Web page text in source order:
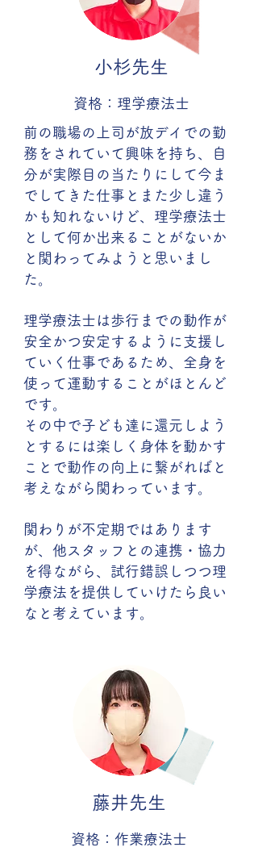
小杉先生
資格：理学療法士
前の職場の上司が放デイでの勤
務をされていて興味を持ち、自
分が実際目の当たりにして今ま
でしてきた仕事とまた少し違う
かも知れないけど、理学療法士
として何か出来ることがないか
と関わってみようと思いまし
た。
理学療法士は歩行までの動作が
安全かつ安定するように支援し
ていく仕事であるため、全身を
使って運動することがほとんど
です。
その中で子ども達に還元しよう
とするには楽しく身体を動かす
ことで動作の向上に繋がればと
考えながら関わっています。
関わりが不定期ではあります
が、他スタッフとの連携・協力
を得ながら、試行錯誤しつつ理
学療法を提供していけたら良い
なと考えています。
藤井先生
資格：作業療法士